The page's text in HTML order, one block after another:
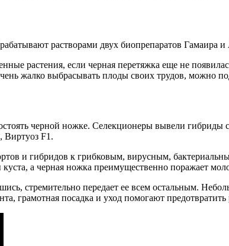
растворами двух биопрепаратов Гамаира и
растения, если черная перетяжка еще не
жалко выбрасывать плоды своих трудов, можно
черной ножке. Селекционеры вывели
Виртуоз F1.
и гибридов к грибковым, вирусным,
а черная ножка преимущественно поражает
стремительно передает ее всем остальным.
грамотная посадка и уход помогают